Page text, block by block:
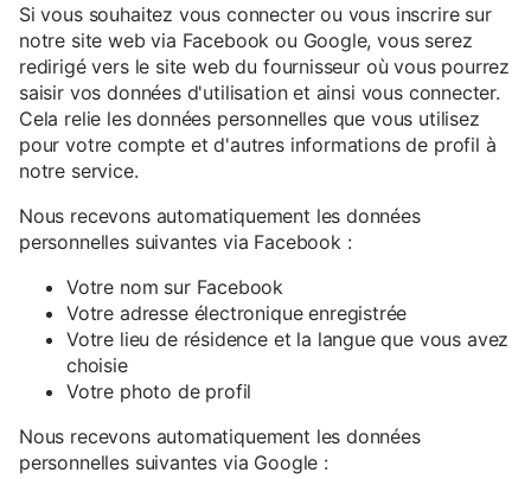
Si vous souhaitez vous connecter ou vous inscrire sur
notre site web via Facebook ou Google, vous serez
redirigé vers le site web du fournisseur où vous pourrez
saisir vos données d'utilisation et ainsi vous connecter.
Cela relie les données personnelles que vous utilisez
pour votre compte et d'autres informations de profil à
notre service.
Nous recevons automatiquement les données
personnelles suivantes via Facebook :
Votre nom sur Facebook
Votre adresse électronique enregistrée
Votre lieu de résidence et la langue que vous avez
choisie
Votre photo de profil
Nous recevons automatiquement les données
personnelles suivantes via Google :